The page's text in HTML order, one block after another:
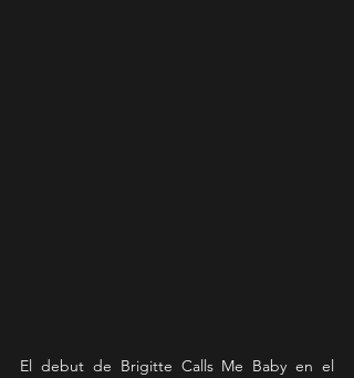
El debut de Brigitte Calls Me Baby en el